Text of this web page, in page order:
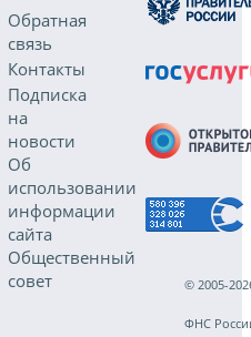
Обратная
связь
Контакты
Подписка
на
новости
Об
использовании
информации
сайта
Общественный
совет
© 2005-
ФНС